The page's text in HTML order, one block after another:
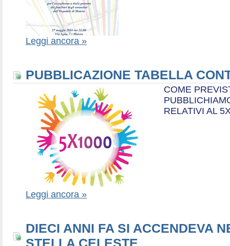
Leggi ancora »
PUBBLICAZIONE TABELLA
COME
RELATIVI AL
Leggi ancora »
DIECI ANNI FA SI ACCENDEVA
STELLA CELESTE